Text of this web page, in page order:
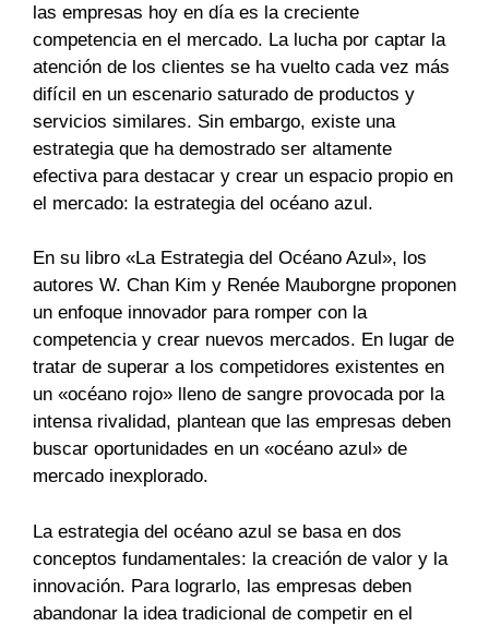
las empresas hoy en día es la creciente
competencia en el mercado. La lucha por captar la
atención de los clientes se ha vuelto cada vez más
difícil en un escenario saturado de productos y
servicios similares. Sin embargo, existe una
estrategia que ha demostrado ser altamente
efectiva para destacar y crear un espacio propio en
el mercado: la estrategia del océano azul.
En su libro «La Estrategia del Océano Azul», los
autores W. Chan Kim y Renée Mauborgne proponen
un enfoque innovador para romper con la
competencia y crear nuevos mercados. En lugar de
tratar de superar a los competidores existentes en
un «océano rojo» lleno de sangre provocada por la
intensa rivalidad, plantean que las empresas deben
buscar oportunidades en un «océano azul» de
mercado inexplorado.
La estrategia del océano azul se basa en dos
conceptos fundamentales: la creación de valor y la
innovación. Para lograrlo, las empresas deben
abandonar la idea tradicional de competir en el